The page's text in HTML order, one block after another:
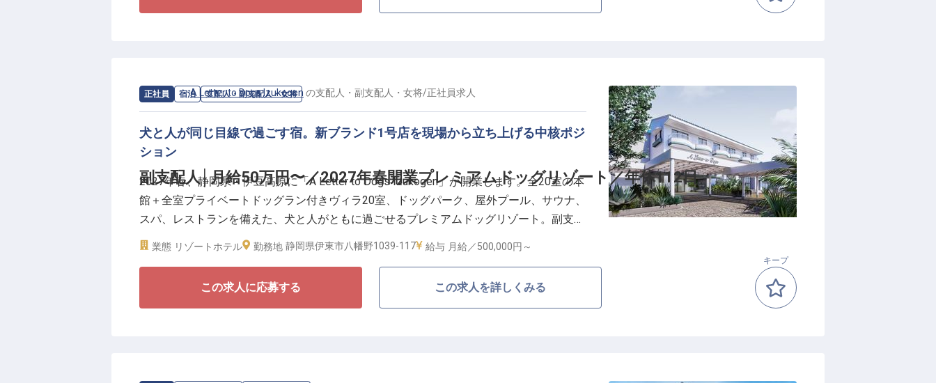
■月給50万円〜55万円、年間休日・休暇112日
A Letter to Dogsでの食事は単にお腹を満たすものではなく、滞在の印象を大きく左右す
る大切な体験のひとつです。伊豆の食材、その季節ならではの味わい、旅先で大切な家族
と過ごす時間。それらが自然につながるような食体験を、チームとともに形にしていただ
きます。決まった体制に入るのではなく、開業準備からキッチンをつくっていくフェー
ズ。社割(自社運営レストラン・ホテル)、交通費月3万円まで支給。
正社員 宿泊 支配人・副支配人・女将
副支配人│月給50万円〜／2027年春開業プレミアムドッグリゾート／年休112日
求人情報：A Letter to Dogs Izukogen の支配人・副支配人・女将/正社員求人
犬と人が同じ目線で過ごす宿。新ブランド1号店を現場から立ち上げる中核ポジ
ション
2027年春、静岡県・伊豆高原に「A Letter to Dogs Izukogen」が開業します。全20室の本
館＋全室プライベートドッグラン付きヴィラ20室、ドッグパーク、屋外プール、サウナ、
スパ、レストランを備えた、犬と人がともに過ごせるプレミアムドッグリゾート。副支配
人は、総支配人と連携しながら、開業準備からオペレーション構築、サービス品質向上ま
＼A Letter to Dogs ブランド1拠点目、現場の中核を担う／
■開業準備フェーズから参画し、プレイングマネージャーとしてサービスとチームをつく
業態 リゾートホテル 勤務地 静岡県伊東市八幡野1039-117 給与 月給／500,000円～
この求人に応募する この求人を詳しくみる
キープ